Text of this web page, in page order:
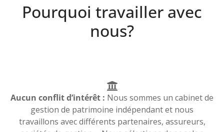
Pourquoi travailler avec
nous?
Aucun conflit d’intérêt : Nous sommes un cabinet de
gestion de patrimoine indépendant et nous
travaillons avec différents partenaires, assureurs,